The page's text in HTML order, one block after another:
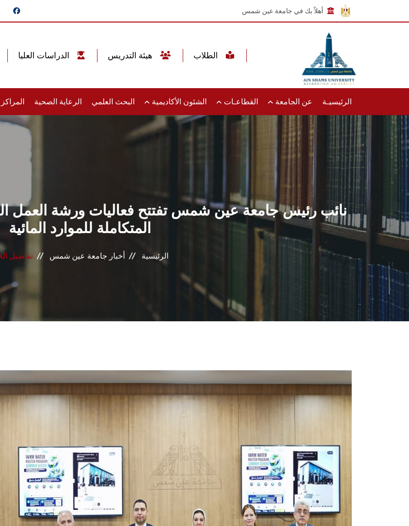
أهلاً بك في جامعة عين شمس
الرئيسيـة عن الجامعة القطاعـات الشئون الأكاديمية البحث العلمي الرعاية الصحية
نائب رئيس جامعة عين شمس تفتتح فعاليات ورشة العمل
المتكاملة للموارد المائية
الرئيسية أخبار جامعة عين شمس تفاصيل